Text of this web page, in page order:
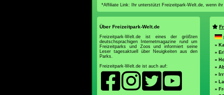
*Affiliate Link: Ihr unterstützt Freizeitpark-Welt.de, wenn
Über Freizeitpark-Welt.de
Freizeitpark-Welt.de ist eines der größten
deutschsprachigen Internetmagazine rund um
Freizeitparks und Zoos und informiert seine
Leser tagesaktuell über Neuigkeiten aus den
Parks.
Freizeitpark-Welt.de ist auch auf:
»
»
»
»
»
»
»